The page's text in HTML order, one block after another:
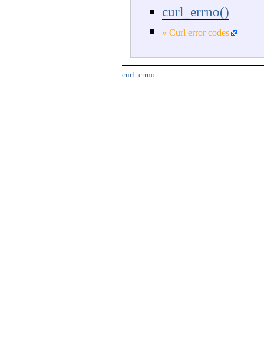
curl_errno()
» Curl error codes
curl_errno